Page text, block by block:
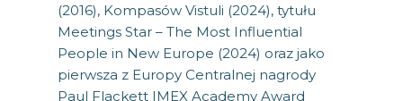
(2016), Kompasów Vistuli (2024), tytułu
Meetings Star – The Most Influential
People in New Europe (2024) oraz jako
pierwsza z Europy Centralnej nagrody
Paul Flackett IMEX Academy Award